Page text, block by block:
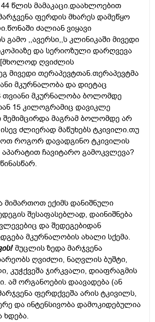
წლის მამაკაცი.დაახლოებით
ფერდის მხარეს დამეწყო
ძალიან ვიყავი
გამო ,,ავერსი,,ს კლინიკაში მივედი
და სერიოზული დარღვევა
ღვიძლის
მივედი თერაპევტთან.თერაპევტმა
მკურნალობა და დიეტაც
თვიანი მკურნალობა ბოლომდე
15 კილოგრამიც დავიკლე
შემიმცირდა მაგრამ ბოლომდე არ
ძლიერად მაწუხებს ტკივილი.თუ
როგორ დავადგინო ტკივილის
ჩავიტარო გამოკვლევა?
მიმართოთ ექიმს დანიშნული
შესაფასებლად, დაინიშნება
და შედეგებიდან
მკურნალობის ახალი სქემა.
მუცლის ზედა მარჯვენა
ღვიძლი, ნაღვლის ბუშტი,
კუჭქვეშა ჯირკვალი, დიაფრაგმის
ამ ორგანოების დაავადება (ან
ფერდქვეშა არის ტკივილს,
და ინტენსივობა დამოკიდებულია
ხდება.